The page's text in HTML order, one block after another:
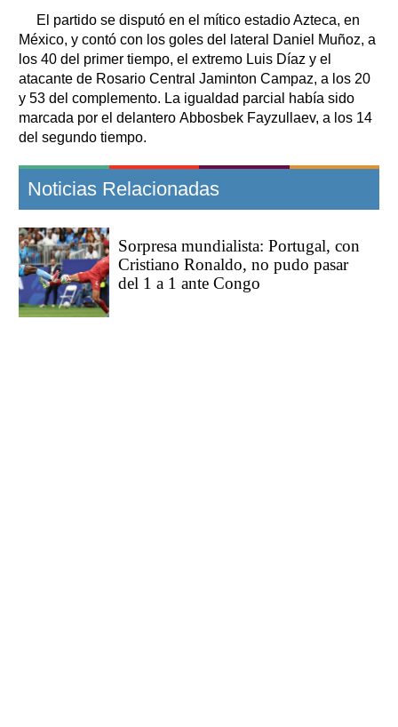
El partido se disputó en el mítico estadio Azteca, en
México, y contó con los goles del lateral Daniel Muñoz, a
los 40 del primer tiempo, el extremo Luis Díaz y el
atacante de Rosario Central Jaminton Campaz, a los 20
y 53 del complemento. La igualdad parcial había sido
marcada por el delantero Abbosbek Fayzullaev, a los 14
del segundo tiempo.
Noticias Relacionadas
Sorpresa mundialista: Portugal, con
Cristiano Ronaldo, no pudo pasar
del 1 a 1 ante Congo